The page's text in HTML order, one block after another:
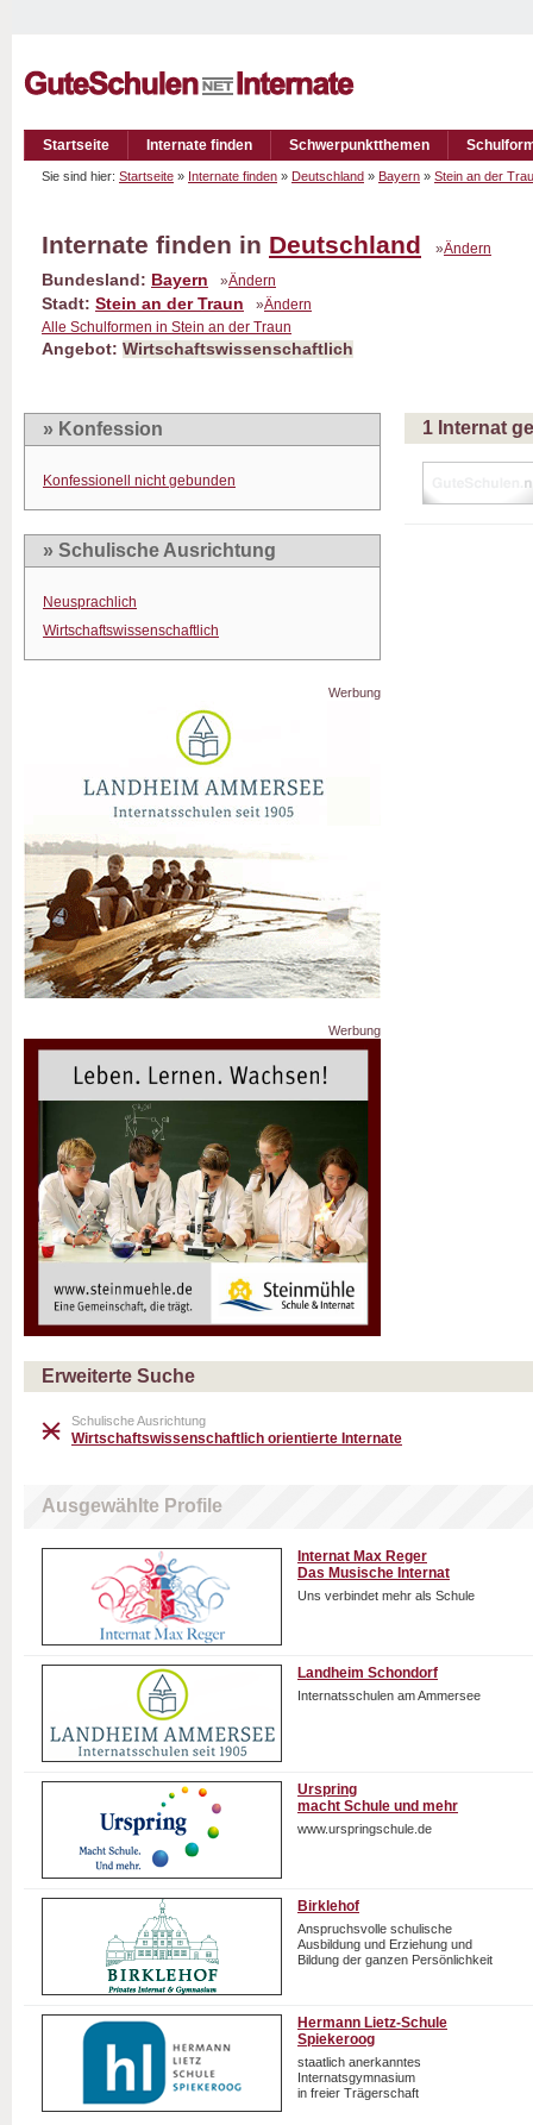
Startseite Internate finden Schwerpunktthemen
Sie sind hier: Startseite » Internate finden » Deutschland » Bayern » Stein an der
Internate finden in Deutschland »Ändern
Bundesland: Bayern »Ändern
Stadt: Stein an der Traun »Ändern
Alle Schulformen in Stein an der Traun
Angebot: Wirtschaftswissenschaftlich
» Konfession
Konfessionell nicht gebunden
» Schulische Ausrichtung
Neusprachlich
Wirtschaftswissenschaftlich
Werbung
Werbung
1 Internat
Erweiterte Suche
Schulische Ausrichtung
Wirtschaftswissenschaftlich orientierte Internate
Ausgewählte Profile
Internat Max Reger
Das Musische Internat
Uns verbindet mehr als Schule
Landheim Schondorf
Internatsschulen am Ammersee
Urspring
macht Schule und mehr
www.urspringschule.de
Birklehof
Anspruchsvolle schulische
Ausbildung und Erziehung und
Bildung der ganzen Persönlichkeit
Hermann Lietz-Schule
Spiekeroog
staatlich anerkanntes
Internatsgymnasium
in freier Trägerschaft